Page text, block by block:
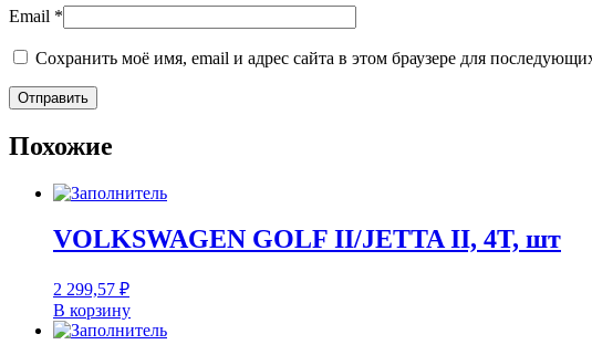
Email *
Сохранить моё имя, email и адрес сайта в этом браузере для
Похожие
VOLKSWAGEN GOLF II/JETTA II, 4T, шт
2 299,57 ₽
В корзину